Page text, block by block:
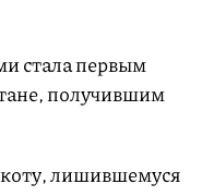
стала первым
получившим
коту, лишившемуся